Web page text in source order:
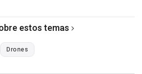
estos temas
Drones